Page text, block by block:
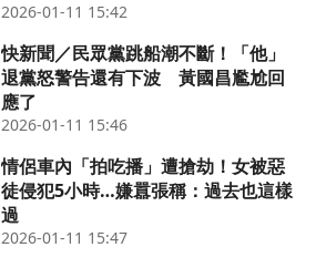
2026-01-11 15:42
快新聞／民眾黨跳船潮不斷！「他」
退黨怒警告還有下波 黃國昌尷尬回
應了
2026-01-11 15:46
情侶車內「拍吃播」遭搶劫！女被惡
徒侵犯5小時…嫌囂張稱：過去也這樣
過
2026-01-11 15:47